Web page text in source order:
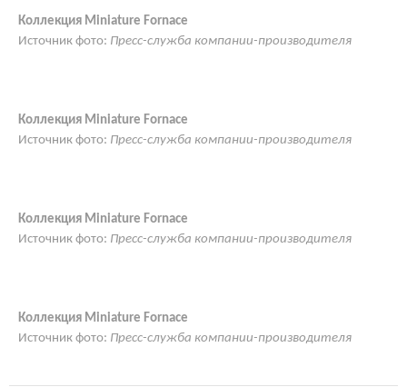
Коллекция Miniature Fornace
Источник фото: Пресс-служба компании-производителя
Коллекция Miniature Fornace
Источник фото: Пресс-служба компании-производителя
Коллекция Miniature Fornace
Источник фото: Пресс-служба компании-производителя
Коллекция Miniature Fornace
Источник фото: Пресс-служба компании-производителя